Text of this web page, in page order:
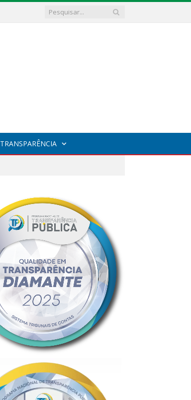
TRANSPARÊNCIA